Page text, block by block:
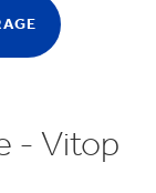
- Vitop